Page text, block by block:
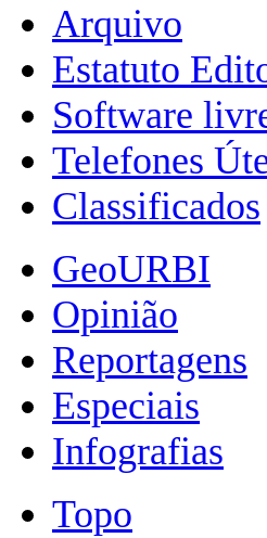
Arquivo
Estatuto
Software
Telefones
Classificados
GeoURBI
Opinião
Reportagens
Especiais
Infografias
Topo